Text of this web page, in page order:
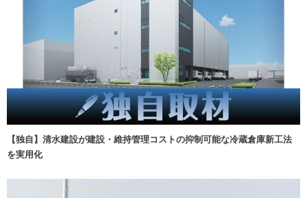
【独自】清水建設が建設・維持管理コストの抑制可能な冷蔵倉庫新工法
を実用化